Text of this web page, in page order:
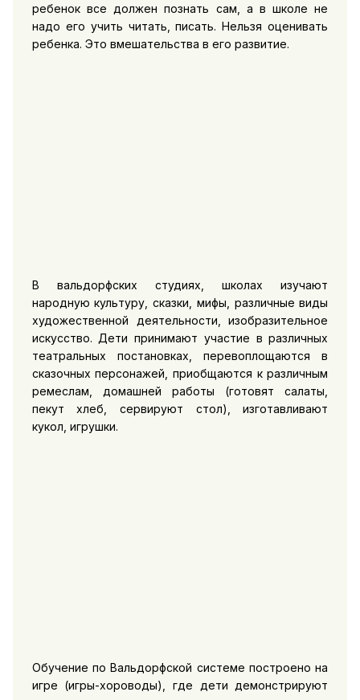
ребенок все должен познать сам, а в школе не
надо его учить читать, писать. Нельзя оценивать
ребенка. Это вмешательства в его развитие.
В вальдорфских студиях, школах изучают
народную культуру, сказки, мифы, различные виды
художественной деятельности, изобразительное
искусство. Дети принимают участие в различных
театральных постановках, перевоплощаются в
сказочных персонажей, приобщаются к различным
ремеслам, домашней работы (готовят салаты,
пекут хлеб, сервируют стол), изготавливают
кукол, игрушки.
Обучение по Вальдорфской системе построено на
игре (игры-хороводы), где дети демонстрируют